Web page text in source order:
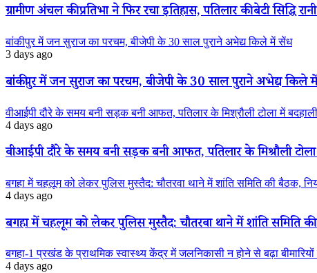
ग्रामीण अंचल की प्रतिभा ने फिर रचा इतिहास, पतिलार की बेटी सिद्धि
बांकीपुर में जन सुराज का परचम, बीजेपी के 30 साल पुराने अभेद्य किले में सेंध
3 days ago
बांकीपुर में जन सुराज का परचम, बीजेपी के 30 साल पुराने अभेद्य किले
वीआईपी दौरे के समय बनी सड़क बनी आफत, पतिलार के मिश्रौली टोला में
4 days ago
वीआईपी दौरे के समय बनी सड़क बनी आफत, पतिलार के मिश्रौली टोला
बगहा में चहलूम को लेकर पुलिस मुस्तैद: चौतरवा थाने में शांति समिति की बैठक,
4 days ago
बगहा में चहलूम को लेकर पुलिस मुस्तैद: चौतरवा थाने में शांति समिति
बगहा-1 प्रखंड के प्राथमिक स्वास्थ्य केंद्र में जलनिकासी न होने से बढ़ा बीमारियों
4 days ago